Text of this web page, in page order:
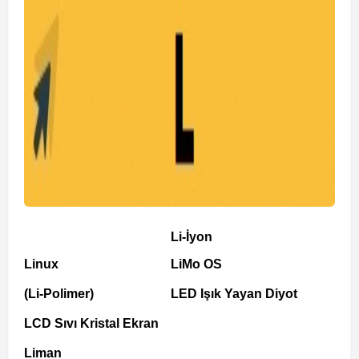
Linux
(Li-Polimer)
LCD Sıvı Kristal Ekran
Liman
Li-İyon
LiMo OS
LED Işık Yayan Diyot